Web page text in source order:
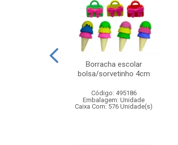
Borracha escolar
bolsa/sorvetinho 4cm
Código: 495186
Embalagem: Unidade
Caixa Com: 576 Unidade(s)